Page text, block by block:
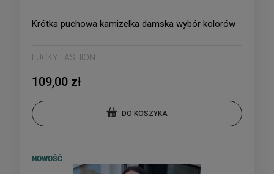
Krótka puchowa kamizelka damska wybór kolorów
LUCKY FASHION
109,00 zł
DO KOSZYKA
NOWOŚĆ